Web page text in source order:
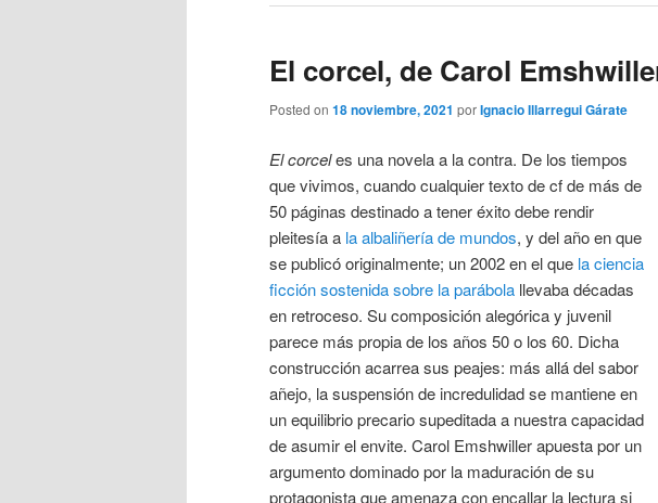
El corcel, de Carol
Posted on 18 noviembre, 2021 porIgnacio Illarregui Gárate
El corceles una novela a la contra. De los tiempos
que vivimos, cuando cualquier texto de cf de más de
50 páginas destinado a tener éxito debe rendir
pleitesía a la albaliñería de mundos, y del año en que
se publicó originalmente; un 2002 en el que la ciencia
ficción sostenida sobre la parábola llevaba décadas
en retroceso. Su composición alegórica y juvenil
parece más propia de los años 50 o los 60. Dicha
construcción acarrea sus peajes: más allá del sabor
añejo, la suspensión de incredulidad se mantiene en
un equilibrio precario supeditada a nuestra capacidad
de asumir el envite. Carol Emshwiller apuesta por un
argumento dominado por la maduración de su
protagonista que amenaza con encallar la lectura si